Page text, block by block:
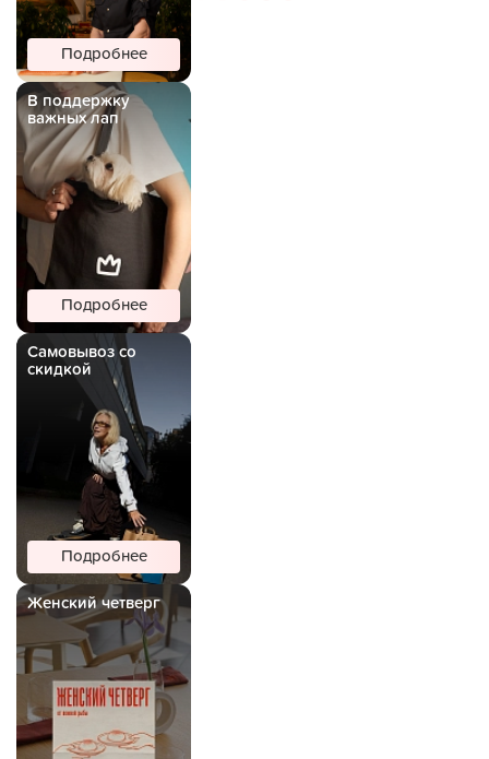
Подробнее
В поддержку
важных лап
Подробнее
Самовывоз со
скидкой
Подробнее
Женский четверг